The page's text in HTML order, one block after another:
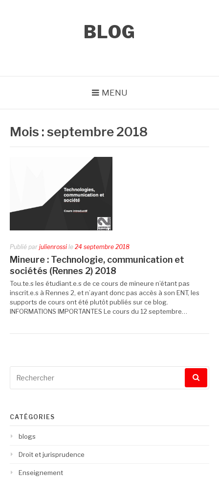
BLOG
MENU
Mois :septembre 2018
Publié par julienrossi le 24 septembre 2018
Mineure : Technologie, communication et
sociétés (Rennes 2) 2018
Tou.te.s les étudiant.e.s de ce cours de mineure n’étant pas
inscrit.e.s à Rennes 2, et n’ayant donc pas accès à son ENT, les
supports de cours ont été plutôt publiés sur ce blog.
INFORMATIONS IMPORTANTES Le cours du 12 septembre…
pour
:
CATÉGORIES
blogs
Droit et jurisprudence
Enseignement